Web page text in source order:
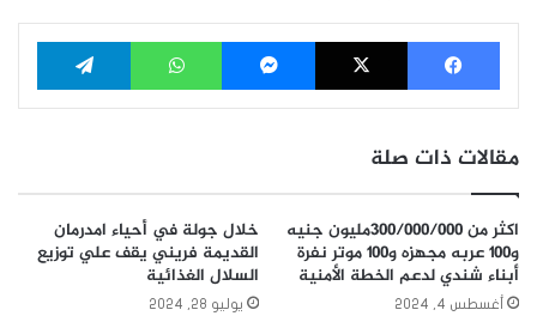
فيسبوك ‫X ماسنجر واتساب
مقالات ذات صلة
اكثر من ٣٠٠/٠٠٠/٠٠٠مليون جنيه
و١٠٠ عربه مجهزه و١٠٠ موتر نفرة
أبناء شندي لدعم الخطة الأمنية
أغسطس 4, 2024
خلال جولة في أحياء امدرمان
القديمة فريني يقف علي توزيع
السلال الغذائية
يوليو 28, 2024